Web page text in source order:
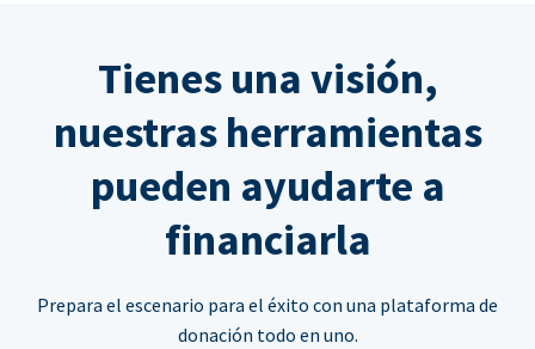
Tienes una visión,
nuestras herramientas
pueden ayudarte a
financiarla
Prepara el escenario para el éxito con una plataforma de
donación todo en uno.